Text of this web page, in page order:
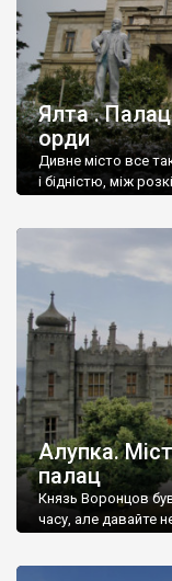
Ялта .
орди
Дивне місто все
і бідністю, між
Алупка.
палац
Князь Воронцов
часу, але давайте